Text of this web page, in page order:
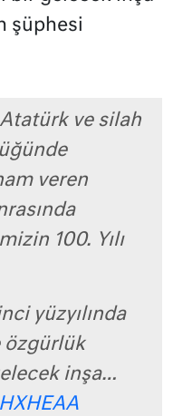
şüphesi
ve silah
veren
100. Yılı
yüzyılında
özgürlük
inşa…